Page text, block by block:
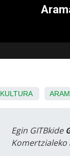
KULTURA
Egin GITBkide